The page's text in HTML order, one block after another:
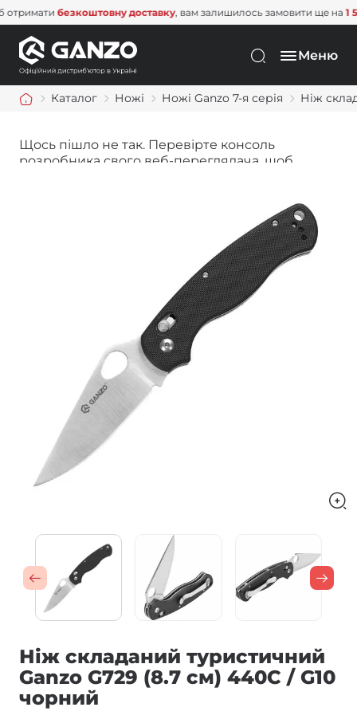
безкоштовну доставку, вам залишилось замовити ще на1 500
Меню
Каталог Ножі Ножі Ganzo 7-я серія Ніж
Щось пішло не так. Перевірте консоль
розробника свого веб-переглядача, щоб
Ніж складаний туристичний
Ganzo G729 (8.7 см) 440C / G10
чорний